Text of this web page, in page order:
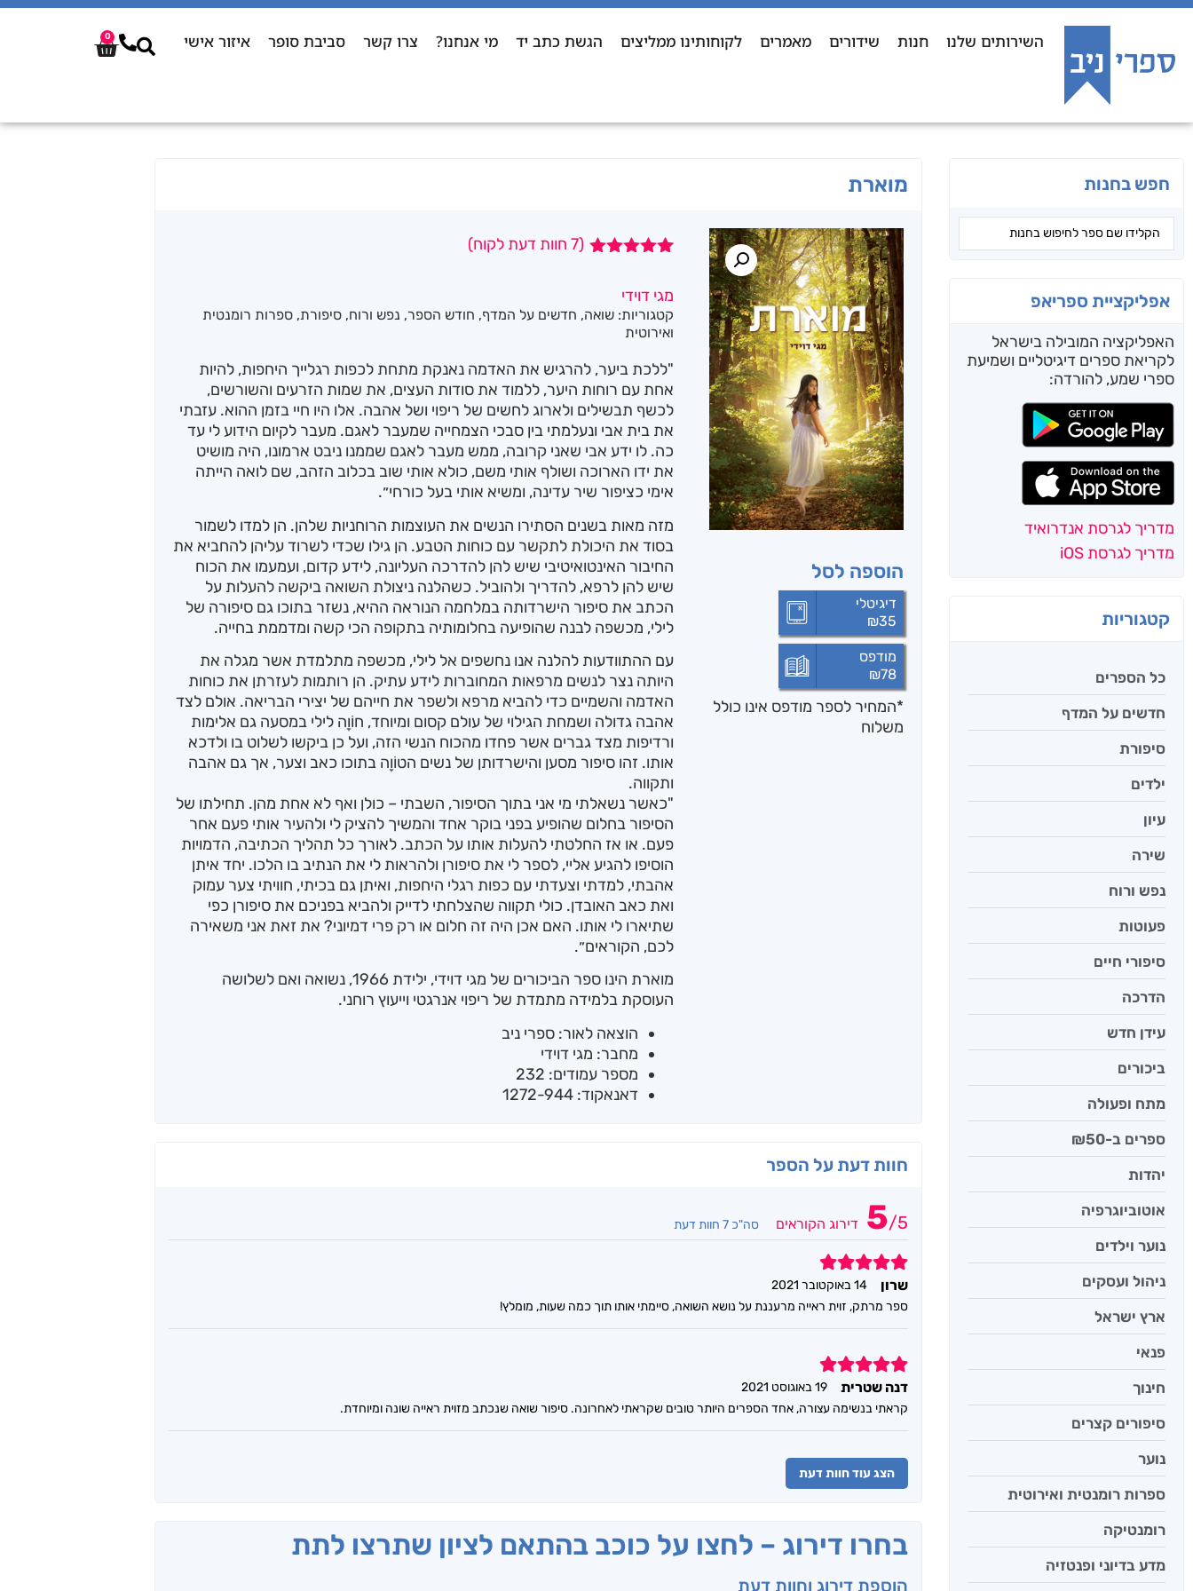
השירותים שלנו חנות שידורים מאמרים לקוחותינו ממליצים הגשת כתב יד מי אנחנו? צרו קשר סביבת סופר איזור אישי 0
חפש בחנות
אפליקציית ספריאפ
האפליקציה המובילה בישראל
לקריאת ספרים דיגיטליים ושמיעת
ספרי שמע, להורדה:
מדריך לגרסת אנדרואיד
מדריך לגרסת iOS
קטגוריות
כל הספרים
חדשים על המדף
סיפורת
ילדים
עיון
שירה
נפש ורוח
פעוטות
סיפורי חיים
הדרכה
עידן חדש
ביכורים
מתח ופעולה
ספרים ב-₪50
יהדות
אוטוביוגרפיה
נוער וילדים
ניהול ועסקים
ארץ ישראל
פנאי
חינוך
סיפורים קצרים
נוער
ספרות רומנטית ואירוטית
רומנטיקה
מדע בדיוני ופנטזיה
מוארת
הוספה לסל
דיגיטלי
₪35
מודפס
₪78
*המחיר לספר מודפס אינו כולל
משלוח
מבוסס על
דירוגים של
לקוחות
(
7 חוות דעת לקוח)
מגי דוידי
קטגוריות: שואה, חדשים על המדף, חודש הספר, נפש ורוח, סיפורת, ספרות רומנטית
ואירוטית
"ללכת ביער, להרגיש את האדמה נאנקת מתחת לכפות רגלייך היחפות, להיות
אחת עם רוחות היער, ללמוד את סודות העצים, את שמות הזרעים והשורשים,
לכשף תבשילים ולארוג לחשים של ריפוי ושל אהבה. אלו היו חיי בזמן ההוא. עזבתי
את בית אבי ונעלמתי בין סבכי הצמחייה שמעבר לאגם. מעבר לקיום הידוע לי עד
כה. לו ידע אבי שאני קרובה, ממש מעבר לאגם שממנו ניבט ארמונו, היה מושיט
את ידו הארוכה ושולף אותי משם, כולא אותי שוב בכלוב הזהב, שם לואה הייתה
אימי כציפור שיר עדינה, ומשיא אותי בעל כורחי״.
מזה מאות בשנים הסתירו הנשים את העוצמות הרוחניות שלהן. הן למדו לשמור
בסוד את היכולת לתקשר עם כוחות הטבע. הן גילו שכדי לשרוד עליהן להחביא את
החיבור האינטואיטיבי שיש להן להדרכה העליונה, לידע קדום, ועמעמו את הכוח
שיש להן לרפא, להדריך ולהוביל. כשהלנה ניצולת השואה ביקשה להעלות על
הכתב את סיפור הישרדותה במלחמה הנוראה ההיא, נשזר בתוכו גם סיפורה של
לילי, מכשפה לבנה שהופיעה בחלומותיה בתקופה הכי קשה ומדממת בחייה.
עם ההתוודעות להלנה אנו נחשפים אל לילי, מכשפה מתלמדת אשר מגלה את
היותה נצר לנשים מרפאות המחוברות לידע עתיק. הן רותמות לעזרתן את כוחות
האדמה והשמיים כדי להביא מרפא ולשפר את חייהם של יצירי הבריאה. אולם לצד
אהבה גדולה ושמחת הגילוי של עולם קסום ומיוחד, חוֹוָה לילי במסעה גם אלימות
ורדיפות מצד גברים אשר פחדו מהכוח הנשי הזה, ועל כן ביקשו לשלוט בו ולדכא
אותו. זהו סיפור מסען והישרדותן של נשים הטוֹוָה בתוכו כאב וצער, אך גם אהבה
ותקווה.
"כאשר נשאלתי מי אני בתוך הסיפור, השבתי – כולן ואף לא אחת מהן. תחילתו של
הסיפור בחלום שהופיע בפני בוקר אחד והמשיך להציק לי ולהעיר אותי פעם אחר
פעם. או אז החלטתי להעלות אותו על הכתב. לאורך כל תהליך הכתיבה, הדמויות
הוסיפו להגיע אליי, לספר לי את סיפורן ולהראות לי את הנתיב בו הלכו. יחד איתן
אהבתי, למדתי וצעדתי עם כפות רגלי היחפות, ואיתן גם בכיתי, חוויתי צער עמוק
ואת כאב האובדן. כולי תקווה שהצלחתי לדייק ולהביא בפניכם את סיפורן כפי
שתיארו לי אותו. האם אכן היה זה חלום או רק פרי דמיוני? את זאת אני משאירה
לכם, הקוראים״.
מוארת הינו ספר הביכורים של מגי דוידי, ילידת 1966, נשואה ואם לשלושה
העוסקת בלמידה מתמדת של ריפוי אנרגטי וייעוץ רוחני.
הוצאה לאור: ספרי ניב
מחבר: מגי דוידי
מספר עמודים: 232
דאנאקוד: 1272-944
חוות דעת על הספר
5/5 דירוג הקוראים סה"כ 7 חוות דעת
5
שרון
14 באוקטובר 2021
ספר מרתק, זוית ראייה מרעננת על נושא השואה, סיימתי אותו תוך כמה שעות, מומלץ!
5
דנה שטרית
19 באוגוסט 2021
קראתי בנשימה עצורה, אחד הספרים היותר טובים שקראתי לאחרונה. סיפור שואה שנכתב מזוית ראייה שונה ומיוחדת.
הצג עוד חוות דעת
בחרו דירוג – לחצו על כוכב בהתאם לציון שתרצו לתת
הוספת דירוג וחוות דעת